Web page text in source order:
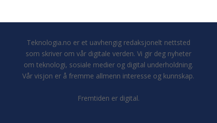
Teknologia.no er et uavhengig redaksjonelt nettsted
som skriver om vår digitale verden. Vi gir deg nyheter
om teknologi, sosiale medier og digital underholdning.
Vår visjon er å fremme allmenn interesse og kunnskap.
Fremtiden er digital.